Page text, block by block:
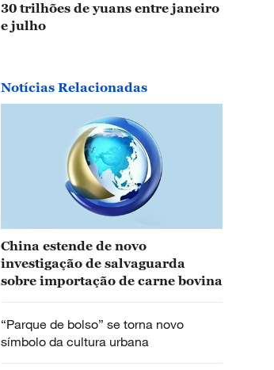
30 trilhões de yuans entre janeiro
e julho
Notícias Relacionadas
China estende de novo
investigação de salvaguarda
sobre importação de carne bovina
“Parque de bolso” se torna novo
símbolo da cultura urbana